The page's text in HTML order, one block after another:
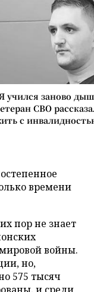
учился заново
СВО
с
времени
пор не знает
войны.
но,
575 тысяч